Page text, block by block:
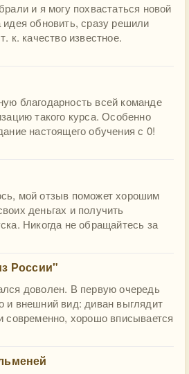
и я могу похвастаться новой
обновить, сразу решили
к. качество известное.
благодарность всей команде
такого курса. Особенно
настоящего обучения с 0!
мой отзыв поможет хорошим
деньгах и получить
Никогда не обращайтесь за
России"
доволен. В первую очередь
и внешний вид: диван выглядит
современно, хорошо вписывается